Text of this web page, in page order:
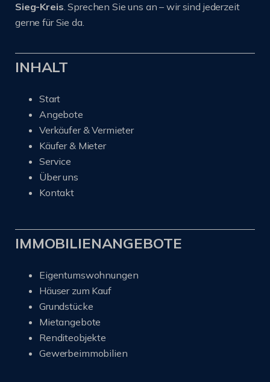
Sieg-Kreis. Sprechen Sie uns an – wir sind jederzeit
gerne für Sie da.
INHALT
Start
Angebote
Verkäufer & Vermieter
Käufer & Mieter
Service
Über uns
Kontakt
IMMOBILIENANGEBOTE
Eigentumswohnungen
Häuser zum Kauf
Grundstücke
Mietangebote
Renditeobjekte
Gewerbeimmobilien